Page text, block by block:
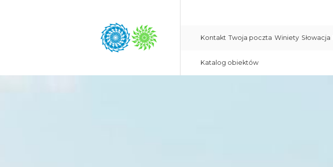
Kontakt Twoja poczta Winiety Słowacja
Katalog obiektów